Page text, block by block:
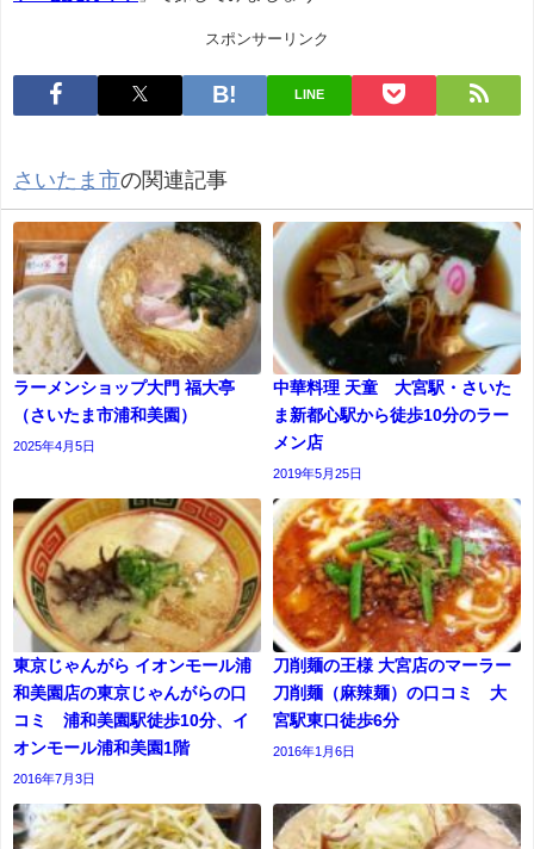
スポンサーリンク
LINE
さいたま市の関連記事
ラーメンショップ大門 福大亭
（さいたま市浦和美園）
2025年4月5日
中華料理 天童 大宮駅・さいた
ま新都心駅から徒歩10分のラー
メン店
2019年5月25日
東京じゃんがら イオンモール浦
和美園店の東京じゃんがらの口
コミ 浦和美園駅徒歩10分、イ
オンモール浦和美園1階
2016年7月3日
刀削麺の王様 大宮店のマーラー
刀削麺（麻辣麺）の口コミ 大
宮駅東口徒歩6分
2016年1月6日